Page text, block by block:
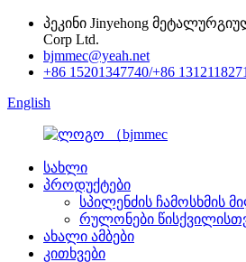
პეკინი Jinyehong
Corp Ltd.
bjmmec@yeah.net
+86 15201347740/+86
English
სახლი
პროდუქტები
სპილენძის ჩამოსხმის
რულონები
ახალი ამბები
კითხვები